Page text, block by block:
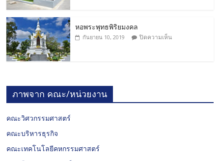
หอพระพุทธพิริยมงคล
กันยายน 10, 2019 ปิดความเห็น
ภาพจาก คณะ/หน่วยงาน
คณะวิศวกรรมศาสตร์
คณะบริหารธุรกิจ
คณะเทคโนโลยีคหกรรมศาสตร์